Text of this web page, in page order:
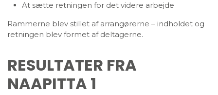
At sætte retningen for det videre arbejde
Rammerne blev stillet af arrangørerne – indholdet og
retningen blev formet af deltagerne.
RESULTATER FRA
NAAPITTA 1